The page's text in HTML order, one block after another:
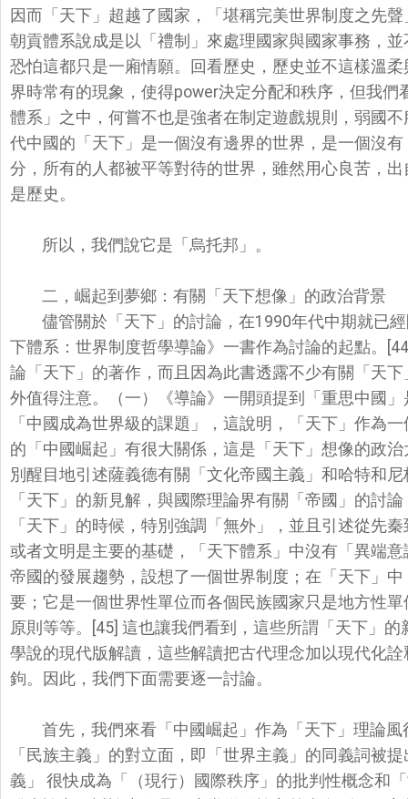
因而「 天下」超越了國家，「堪稱完美世界制度之先聲
朝貢體系說成是以「禮制」 來處理國家與國家事務，
恐怕這都只是一廂情願。回看歷史， 歷史並不這樣溫
界時常有的現象，使得power決定分配和秩序 ，但我
體系」之中， 何嘗不也是強者在制定遊戲規則，弱國
代中國的「天下」 是一個沒有邊界的世界，是一個沒
分，所有的人都被平等對待的世界，雖然用心良苦， 出
是歷史。
所以，我們說它是「烏托邦」。
二，崛起到夢鄉：有關「天下想像」的政治背景
儘管關於「天下」的討論，在1990年代中期就已
下體系：世界制度哲學導論》 一書作為討論的起點。
論「天下」的著作， 而且因為此書透露不少有關「天
外值得注意。（一）《導論》一開頭提到「重思中國」
「 中國成為世界級的課題」，這說明，「天下」作為
的「中國崛起」有很大關係， 這是「天下」想像的政
別醒目地引述薩義德有關「文化帝國主義」 和哈特和
「天下」 的新見解，與國際理論界有關「帝國」的討論
「天下」的時候， 特別強調「無外」，並且引述從先
或者文明是主要的基礎，「天下體系」中沒有「 異端意
帝國的發展趨勢，設想了一個世界制度；在「天下」 中
要； 它是一個世界性單位而各個民族國家只是地方性
原則等等。[45] 這也讓我們看到，這些所謂「天下」的
學說的現代版解讀， 這些解讀把古代理念加以現代化詮
鉤。因此， 我們下面需要逐一討論。
首先，我們來看「中國崛起」作為「天下」理論
「民族主義」的對立面，即「世界主義」 的同義詞被
義」 很快成為「（現行）國際秩序」的批判性概念和